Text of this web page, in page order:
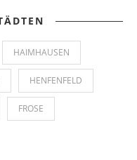
HAIMHAUSEN
HENFENFELD
FROSE